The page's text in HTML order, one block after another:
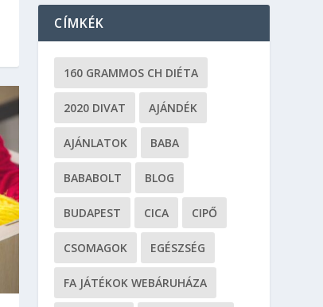
CÍMKÉK
160 GRAMMOS CH DIÉTA
2020 DIVAT AJÁNDÉK
AJÁNLATOK BABA
BABABOLT BLOG
BUDAPEST CICA CIPŐ
CSOMAGOK EGÉSZSÉG
FA JÁTÉKOK WEBÁRUHÁZA